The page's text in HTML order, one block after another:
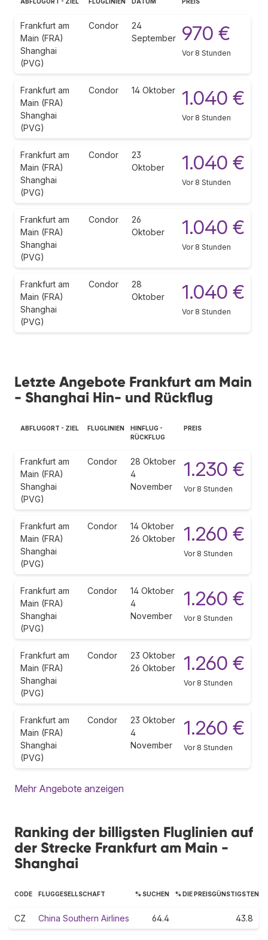
Frankfurt am
Main (FRA)
Shanghai
(PVG)
Condor
24
September
970 €
Vor 8 Stunden
Frankfurt am
Main (FRA)
Shanghai
(PVG)
Condor 14 Oktober 1.040 €
Vor 8 Stunden
Frankfurt am
Main (FRA)
Shanghai
(PVG)
Condor
23
Oktober
1.040 €
Vor 8 Stunden
Frankfurt am
Main (FRA)
Shanghai
(PVG)
Condor
26
Oktober
1.040 €
Vor 8 Stunden
Frankfurt am
Main (FRA)
Shanghai
(PVG)
Condor
28
Oktober
1.040 €
Vor 8 Stunden
Letzte Angebote Frankfurt am Main
- Shanghai Hin- und Rückflug
ABFLUGORT - ZIEL FLUGLINIEN
HINFLUG -
RÜCKFLUG
PREIS
Frankfurt am
Main (FRA)
Shanghai
(PVG)
Condor
28 Oktober
4
November
1.230 €
Vor 8 Stunden
Frankfurt am
Main (FRA)
Shanghai
(PVG)
Condor
14 Oktober
26 Oktober
1.260 €
Vor 8 Stunden
Frankfurt am
Main (FRA)
Shanghai
(PVG)
Condor
14 Oktober
4
November
1.260 €
Vor 8 Stunden
Frankfurt am
Main (FRA)
Shanghai
(PVG)
Condor
23 Oktober
26 Oktober
1.260 €
Vor 8 Stunden
Frankfurt am
Main (FRA)
Shanghai
(PVG)
Condor
23 Oktober
4
November
1.260 €
Vor 8 Stunden
Mehr Angebote anzeigen
Ranking der billigsten Fluglinien auf
der Strecke Frankfurt am Main -
Shanghai
CODE FLUGGESELLSCHAFT % SUCHEN % DIE PREISGÜNSTIGSTEN
CZ China Southern Airlines 64.4 43.8